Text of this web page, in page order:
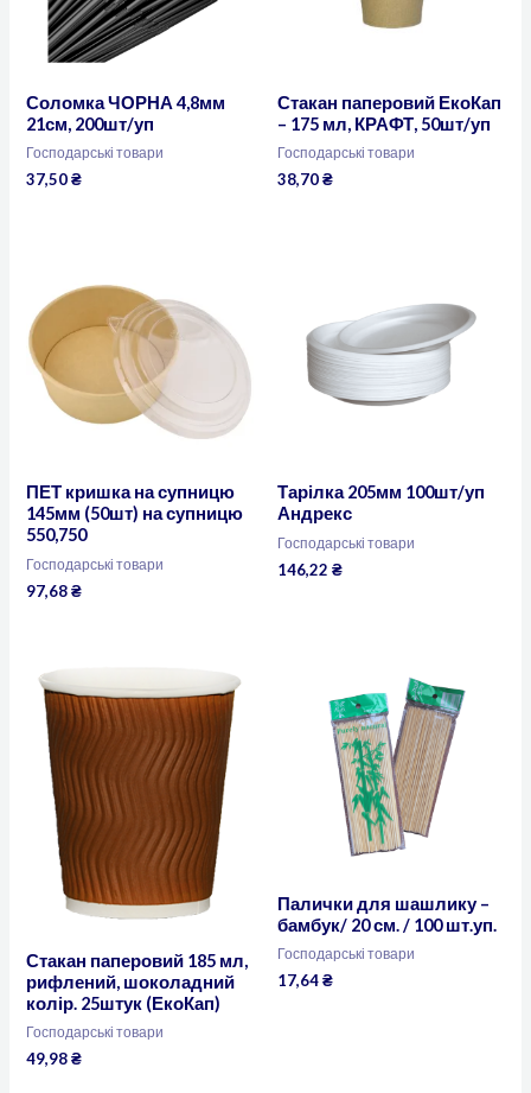
Соломка ЧОРНА 4,8мм
21см, 200шт/уп
Господарські товари
37,50₴
Стакан паперовий ЕкоКап
– 175 мл, КРАФТ, 50шт/уп
Господарські товари
38,70₴
ПЕТ кришка на супницю
145мм (50шт) на супницю
550,750
Господарські товари
97,68₴
Тарілка 205мм 100шт/уп
Андрекс
Господарські товари
146,22 ₴
Стакан паперовий 185 мл,
рифлений, шоколадний
колір. 25штук (ЕкоКап)
Господарські товари
49,98₴
Палички для шашлику –
бамбук/ 20 см. / 100 шт.уп.
Господарські товари
17,64₴